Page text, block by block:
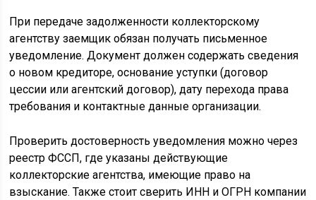
При передаче задолженности коллекторскому
агентству заемщик обязан получать письменное
уведомление. Документ должен содержать сведения
о новом кредиторе, основание уступки (договор
цессии или агентский договор), дату перехода права
требования и контактные данные организации.
Проверить достоверность уведомления можно через
реестр ФССП, где указаны действующие
коллекторские агентства, имеющие право на
взыскание. Также стоит сверить ИНН и ОГРН компании